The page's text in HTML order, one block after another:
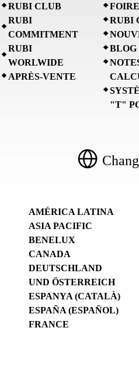
RUBI CLUB
RUBI
COMMITMENT
RUBI
WORLWIDE
APRÈS-VENTE
RUBI
BLOG
"T"
AMÉRICA LATINA
ASIA PACIFIC
BENELUX
CANADA
DEUTSCHLAND
UND ÖSTERREICH
ESPANYA (CATALÀ)
ESPAÑA (ESPAÑOL)
FRANCE